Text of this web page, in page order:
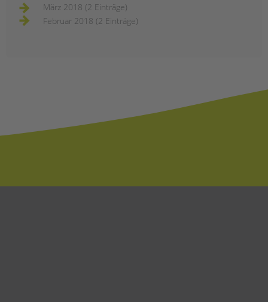
März 2018 (2 Einträge)
Februar 2018 (2 Einträge)